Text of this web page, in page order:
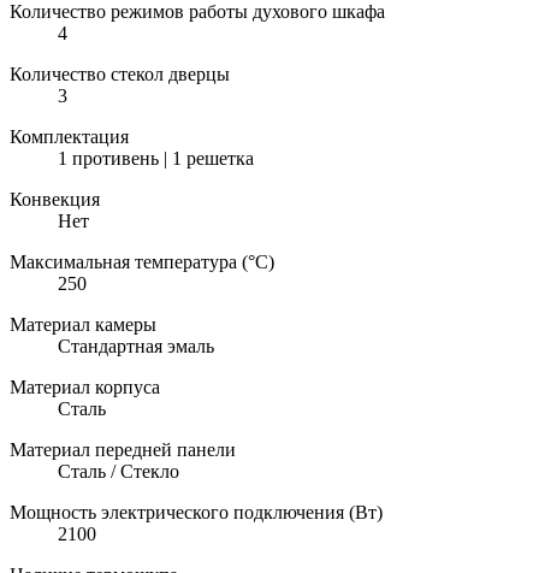
Количество режимов работы духового шкафа
4
Количество стекол дверцы
3
Комплектация
1 противень | 1 решетка
Конвекция
Нет
Максимальная температура (°C)
250
Материал камеры
Стандартная эмаль
Материал корпуса
Сталь
Материал передней панели
Сталь / Стекло
Мощность электрического подключения (Вт)
2100